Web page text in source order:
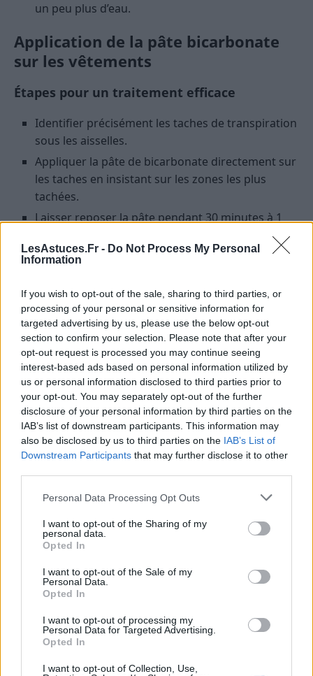
LesAstuces.Fr - Do Not Process My Personal
Information
If you wish to opt-out of the sale, sharing to third parties, or
processing of your personal or sensitive information for
targeted advertising by us, please use the below opt-out
section to confirm your selection. Please note that after your
opt-out request is processed you may continue seeing
interest-based ads based on personal information utilized by
us or personal information disclosed to third parties prior to
your opt-out. You may separately opt-out of the further
disclosure of your personal information by third parties on the
IAB’s list of downstream participants. This information may
also be disclosed by us to third parties on the IAB’s List of
Downstream Participants that may further disclose it to other
Personal Data Processing Opt Outs
I want to opt-out of the Sharing of my
personal data.
Opted In
I want to opt-out of the Sale of my
Personal Data.
Opted In
I want to opt-out of processing my
Personal Data for Targeted Advertising.
Opted In
I want to opt-out of Collection, Use,
un peu plus d’eau.
Application de la pâte bicarbonate
sur les vêtements
Étapes pour un traitement efficace
Identifier précisément les taches de transpiration
sous les aisselles.
Appliquer la pâte de bicarbonate directement sur
les taches en insistant sur les zones les plus
tachées.
Laisser reposer la pâte pendant 30 minutes à 1
heure, voire toute une nuit pour les taches très
incrustées.
une brosse douce ou une vieille brosse à dents
pour faire pénétrer la pâte.
Laver le vêtement à la machine avec une lessive
classique, à la température recommandée pour le
tissu.
Conseils pour optimiser le traitement
Ne pas appliquer la pâte sur des vêtements
délicats ou en laine sans faire un test préalable.
Pour les taches très anciennes ou tenaces,
Éviter de mélanger la pâte avec des produits
contenant de l’eau de Javel ou d’autres agents
chimiques agressifs.
Les précautions à prendre lors de
l’utilisation de la pâte bicarbonate
Respecter les dosages
Un excès de bicarbonate peut endommager certains
tissus ou provoquer des irritations si la pâte entre en